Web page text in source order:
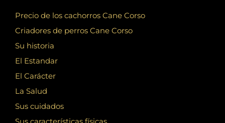
Precio de los cachorros Cane Corso
Criadores de perros Cane Corso
Su historia
El Estandar
El Carácter
La Salud
Sus cuidados